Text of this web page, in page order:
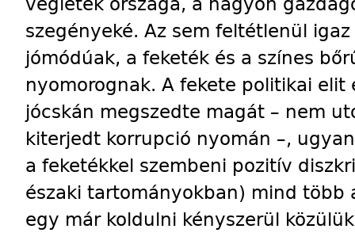
szegényeké. Az sem feltétlenül
jómódúak, a feketék és a színes
nyomorognak. A fekete politikai elit
jócskán megszedte magát – nem
kiterjedt korrupció nyomán –,
a feketékkel szembeni pozitív
északi tartományokban) mind több
egy már koldulni kényszerül